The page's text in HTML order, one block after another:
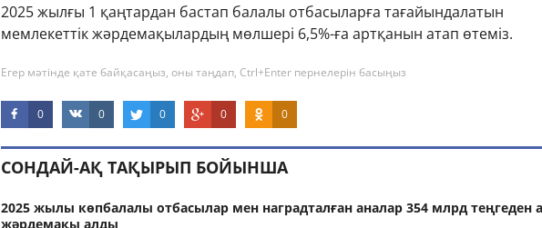
2025 жылғы 1 қаңтардан бастап балалы отбасыларға тағайындалатын
мемлекеттік жәрдемақылардың мөлшері 6,5%-ға артқанын атап өтеміз.
Егер мәтінде қате байқасаңыз, оны таңдап, Ctrl+Enter пернелерін басыңыз
0 0 0 0 0
СОНДАЙ-АҚ ТАҚЫРЫП БОЙЫНША
2025 жылы көпбалалы отбасылар мен наградталған аналар 354 млрд теңгеден
жәрдемақы алды